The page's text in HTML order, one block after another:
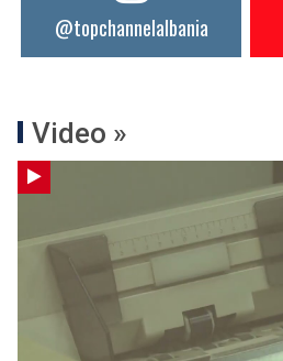
@topchannelalbania
Video »